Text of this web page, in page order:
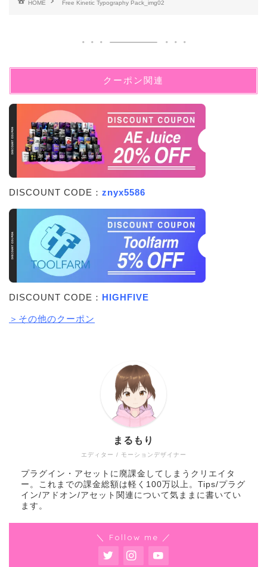
HOME Free Kinetic Typography Pack_img02
クーポン関連
DISCOUNT CODE： znyx5586
DISCOUNT CODE： HIGHFIVE
＞その他のクーポン
エディター / モーションデザイナー
まるもり
プラグイン・アセットに廃課金してしまうクリエイタ
ー。これまでの課金総額は軽く100万以上。Tips/プラグ
イン/アドオン/アセット関連について気ままに書いてい
ます。
＼ Follow me ／